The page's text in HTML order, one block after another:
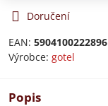
Doručení
EAN: 5904100222896
Výrobce: gotel
Popis